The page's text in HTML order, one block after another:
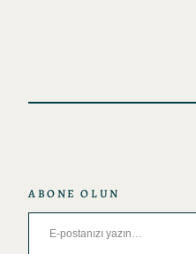
ABONE OLUN
E-postanızı yazın…